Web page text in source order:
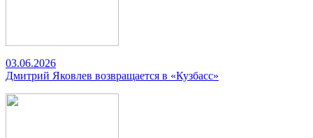
03.06.2026
Дмитрий Яковлев возвращается в «Кузбасс»